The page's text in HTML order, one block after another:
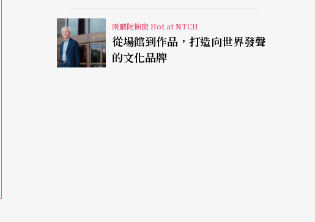
兩廳院櫥窗 Hot at NTCH
從場館到作品，打造向世界發聲
的文化品牌